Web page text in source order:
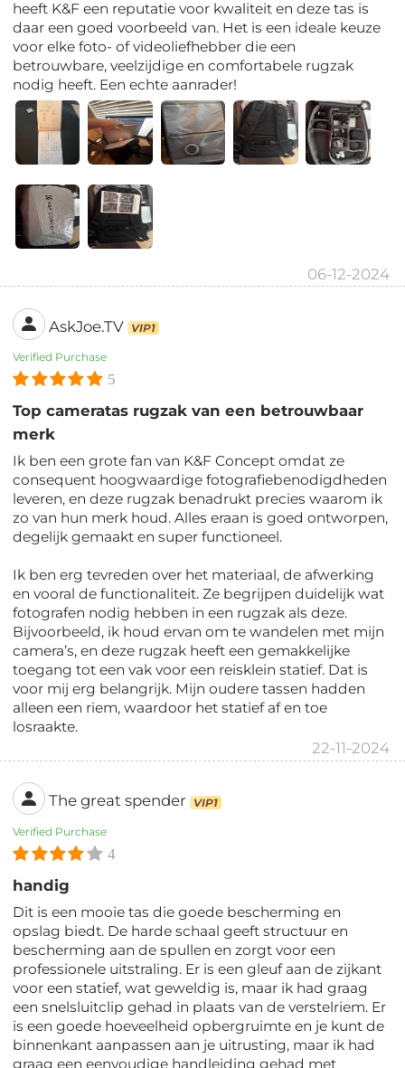
heeft K&F een reputatie voor kwaliteit en deze tas is
daar een goed voorbeeld van. Het is een ideale keuze
voor elke foto- of videoliefhebber die een
betrouwbare, veelzijdige en comfortabele rugzak
nodig heeft. Een echte aanrader!
06-12-2024
AskJoe.TV VIP1
Verified Purchase
5
Top cameratas rugzak van een betrouwbaar
merk
Ik ben een grote fan van K&F Concept omdat ze
consequent hoogwaardige fotografiebenodigdheden
leveren, en deze rugzak benadrukt precies waarom ik
zo van hun merk houd. Alles eraan is goed ontworpen,
degelijk gemaakt en super functioneel.
Ik ben erg tevreden over het materiaal, de afwerking
en vooral de functionaliteit. Ze begrijpen duidelijk wat
fotografen nodig hebben in een rugzak als deze.
Bijvoorbeeld, ik houd ervan om te wandelen met mijn
camera’s, en deze rugzak heeft een gemakkelijke
toegang tot een vak voor een reisklein statief. Dat is
voor mij erg belangrijk. Mijn oudere tassen hadden
alleen een riem, waardoor het statief af en toe
losraakte.
22-11-2024
The great spender VIP1
Verified Purchase
4
handig
Dit is een mooie tas die goede bescherming en
opslag biedt. De harde schaal geeft structuur en
bescherming aan de spullen en zorgt voor een
professionele uitstraling. Er is een gleuf aan de zijkant
voor een statief, wat geweldig is, maar ik had graag
een snelsluitclip gehad in plaats van de verstelriem. Er
is een goede hoeveelheid opbergruimte en je kunt de
binnenkant aanpassen aan je uitrusting, maar ik had
graag een eenvoudige handleiding gehad met